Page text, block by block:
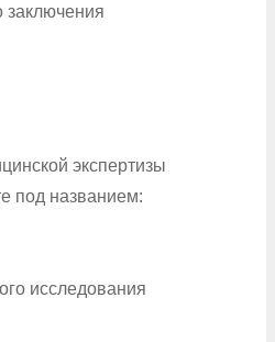
заключения
экспертизы
под названием:
исследования